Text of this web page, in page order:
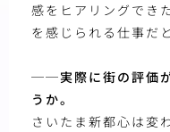
感をヒアリングでき
を感じられる仕事だ
──実際に街の評価
うか。
さいたま新都心は変